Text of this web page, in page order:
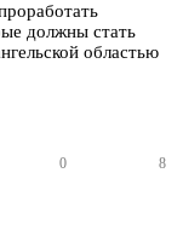
должны стать
областью
0 8